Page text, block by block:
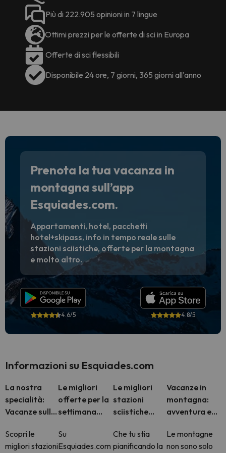
Più di 222.905 opinioni in 7 lingue
Ottimi prezzi per le offerte di sci in Europa
Offerte di sci flessibili
Disponibile 24 ore, 7 giorni, 365 giorni all'anno
Prenota la tua vacanza in
montagna sull’app
Esquiades.com.
Appartamenti, hotel, pacchetti
hotel+skipass, info in tempo reale sulle
stazioni sciistiche, offerte per la montagna
e molto altro.
4.6/5 4.8/5
Informazioni su Esquiades.com
La nostra
specialità:
Vacanze sulla
Scopri le
migliori stazioni
Le migliori
offerte per la
settimana
Su
Esquiades.com
Le migliori
stazioni
sciistiche
unico sito
Che tu stia
pianificando la
Vacanze in
montagna:
avventura e
Le montagne
non sono solo